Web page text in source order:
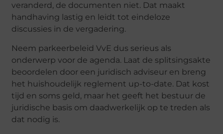
veranderd, de documenten niet. Dat maakt
handhaving lastig en leidt tot eindeloze
discussies in de vergadering.
Neem parkeerbeleid VvE dus serieus als
onderwerp voor de agenda. Laat de splitsingsakte
beoordelen door een juridisch adviseur en breng
het huishoudelijk reglement up-to-date. Dat kost
tijd en soms geld, maar het geeft het bestuur de
juridische basis om daadwerkelijk op te treden als
dat nodig is.